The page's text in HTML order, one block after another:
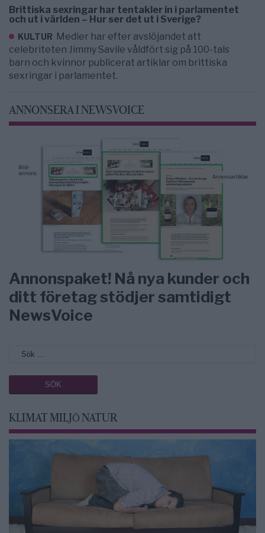
Brittiska sexringar har tentakler in i parlamentet
och ut i världen – Hur ser det ut i Sverige?
KULTUR Medier har efter avslöjandet att
celebriteten Jimmy Savile våldfört sig på 100-tals
barn och kvinnor publicerat artiklar om brittiska
sexringar i parlamentet.
ANNONSERA I NEWSVOICE
Annonspaket! Nå nya kunder och
ditt företag stödjer samtidigt
NewsVoice
KLIMAT MILJÖ NATUR